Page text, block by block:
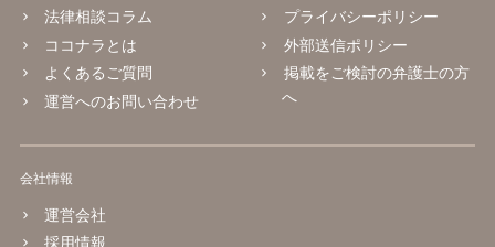
法律相談コラム
ココナラとは
よくあるご質問
運営へのお問い合わせ
プライバシーポリシー
外部送信ポリシー
掲載をご検討の弁護士の方
へ
会社情報
運営会社
採用情報